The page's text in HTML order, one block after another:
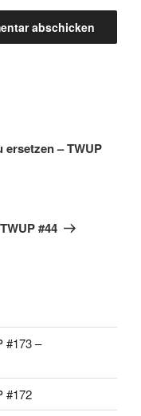
– TWUP
#44
#173 –
#172